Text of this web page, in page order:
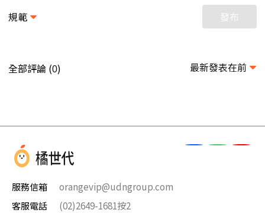
規範 發布
全部評論 (0) 最新發表在前
服務信箱
orangevip@udngroup.com
客服電話
(02)2649-1681按2